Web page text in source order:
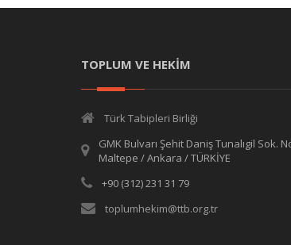
TOPLUM VE HEKİM
Türk Tabipleri Birliği
GMK Bulvarı Şehit Daniş Tunalıgil Sok.
Maltepe / Ankara / TÜRKİYE
+90 (312) 231 31 79
toplumhekim@ttb.org.tr